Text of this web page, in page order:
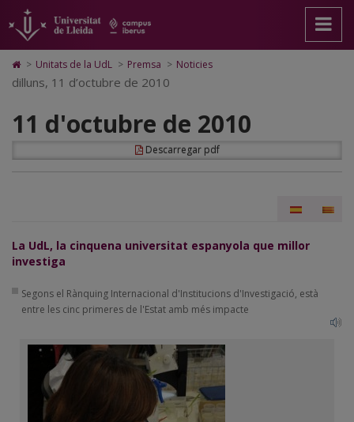
11
d'octubre
de
2010
pàgina
principal.
Universitat
Lleida
contingut
principal
Mapa
Web.
Universitat
Cerca
Accessibilitat.
Universitat
Lleida
Icono
de
Home
ir
a
página
de
> Unitats de la UdL > Premsa > Noticies
dilluns, 11 d’octubre de 2010
11 d'octubre de 2010
Descarregar pdf
La UdL, la cinquena universitat espanyola que millor
investiga
Segons el Rànquing Internacional d'Institucions d'Investigació, està
entre les cinc primeres de l'Estat amb més impacte